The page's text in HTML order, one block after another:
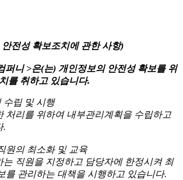
전성 확보조치에 관한 사항)
퍼니 >은(는) 개인정보의 안전성 확보를 위
를 취하고 있습니다.
수립 및 시행
처리를 위하여 내부관리계획을 수립하고
.
원의 최소화 및 교육
는 직원을 지정하고 담당자에 한정시켜 최
를 관리하는 대책을 시행하고 있습니다.